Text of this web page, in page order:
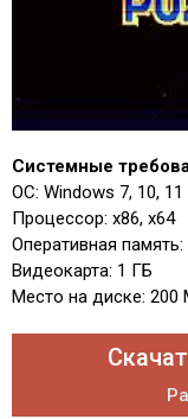
Системные
ОС: Windows 7, 10,
Процессор: x86, x64
Оперативная
Видеокарта: 1 ГБ
Место на диске: 200